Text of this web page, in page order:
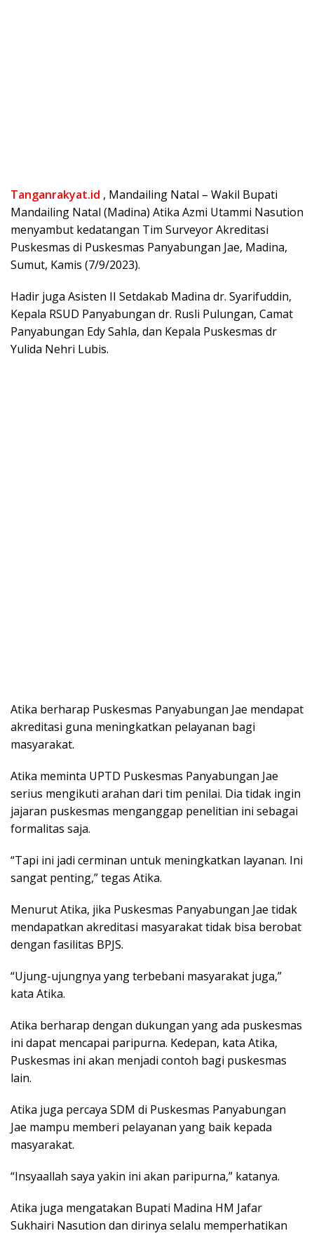
Tanganrakyat.id , Mandailing Natal – Wakil Bupati
Mandailing Natal (Madina) Atika Azmi Utammi Nasution
menyambut kedatangan Tim Surveyor Akreditasi
Puskesmas di Puskesmas Panyabungan Jae, Madina,
Sumut, Kamis (7/9/2023).
Hadir juga Asisten II Setdakab Madina dr. Syarifuddin,
Kepala RSUD Panyabungan dr. Rusli Pulungan, Camat
Panyabungan Edy Sahla, dan Kepala Puskesmas dr
Yulida Nehri Lubis.
Atika berharap Puskesmas Panyabungan Jae mendapat
akreditasi guna meningkatkan pelayanan bagi
masyarakat.
Atika meminta UPTD Puskesmas Panyabungan Jae
serius mengikuti arahan dari tim penilai. Dia tidak ingin
jajaran puskesmas menganggap penelitian ini sebagai
formalitas saja.
“Tapi ini jadi cerminan untuk meningkatkan layanan. Ini
sangat penting,” tegas Atika.
Menurut Atika, jika Puskesmas Panyabungan Jae tidak
mendapatkan akreditasi masyarakat tidak bisa berobat
dengan fasilitas BPJS.
“Ujung-ujungnya yang terbebani masyarakat juga,”
kata Atika.
Atika berharap dengan dukungan yang ada puskesmas
ini dapat mencapai paripurna. Kedepan, kata Atika,
Puskesmas ini akan menjadi contoh bagi puskesmas
lain.
Atika juga percaya SDM di Puskesmas Panyabungan
Jae mampu memberi pelayanan yang baik kepada
masyarakat.
“Insyaallah saya yakin ini akan paripurna,” katanya.
Atika juga mengatakan Bupati Madina HM Jafar
Sukhairi Nasution dan dirinya selalu memperhatikan